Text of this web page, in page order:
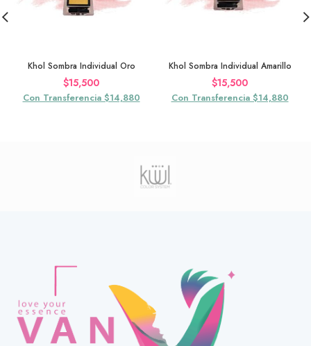
Khol Sombra Individual Oro
$15,500
Con Transferencia $14,880
Khol Sombra Individual Amarillo
$15,500
Con Transferencia $14,880